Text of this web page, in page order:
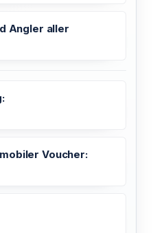
Angler aller
Voucher: